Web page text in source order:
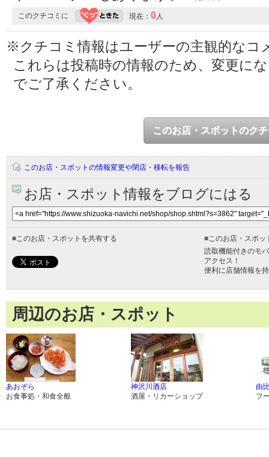
このクチコミに 現在： 0人
※クチコミ情報はユーザーの主観的なコ
これらは投稿時の情報のため、変更に
でご了承ください。
このお店・スポットのク
このお店・スポットの情報変更や閉店・移転を報告
お店・スポット情報をブログにはる
■このお店・スポットを共有する ■このお店・スポッ
読取機能付きのモ
アクセス！
便利に店舗情報を
周辺のお店・スポット
あおぞら
お食事処・和食全般
神沢川酒店
酒屋・リカーショップ
由
フ